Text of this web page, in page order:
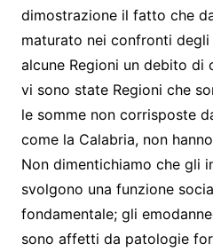
dimostrazione il fatto che
maturato nei confronti
alcune Regioni un debito di
vi sono state Regioni che
le somme non corrisposte
come la Calabria, non
Non dimentichiamo che gli
svolgono una funzione
fondamentale; gli
sono affetti da patologie